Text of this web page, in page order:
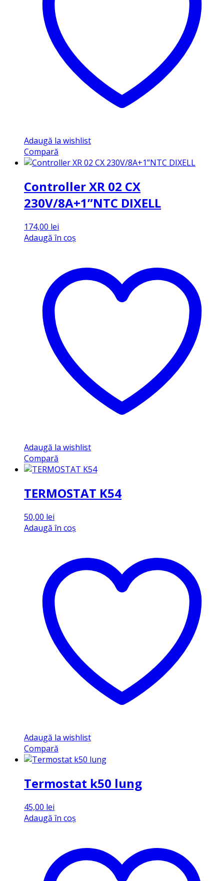
Adaugă la wishlist
Compară
Controller XR 02 CX
230V/8A+1”NTC DIXELL
174,00 lei
Adaugă în coș
Adaugă la wishlist
Compară
TERMOSTAT K54
50,00 lei
Adaugă în coș
Adaugă la wishlist
Compară
Termostat k50 lung
45,00 lei
Adaugă în coș